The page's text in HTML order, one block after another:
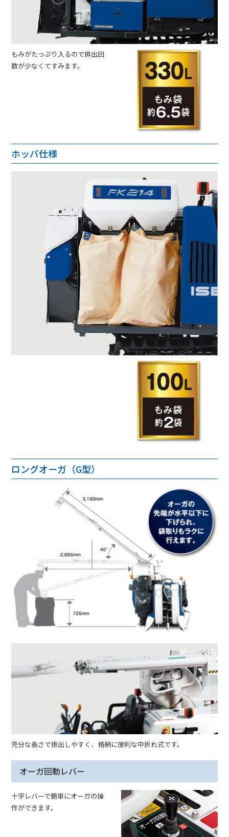
もみがたっぷり入るので排出回
数が少なくてすみます。
ホッパ仕様
ロングオーガ（G型）
充分な長さで排出しやすく、格納に便利な中折れ式です。
オーガ回動レバー
十字レバーで簡単にオーガの操
作ができます。